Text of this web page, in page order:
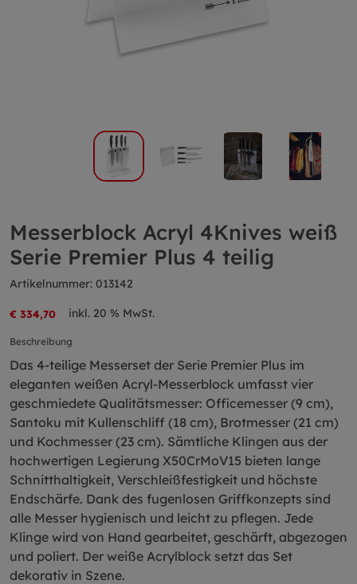
Messerblock Acryl 4Knives weiß
Serie Premier Plus 4 teilig
Artikelnummer: 013142
€ 334,70 inkl. 20 % MwSt.
Beschreibung
Das 4-teilige Messerset der Serie Premier Plus im
eleganten weißen Acryl-Messerblock umfasst vier
geschmiedete Qualitätsmesser: Officemesser (9 cm),
Santoku mit Kullenschliff (18 cm), Brotmesser (21 cm)
und Kochmesser (23 cm). Sämtliche Klingen aus der
hochwertigen Legierung X50CrMoV15 bieten lange
Schnitthaltigkeit, Verschleißfestigkeit und höchste
Endschärfe. Dank des fugenlosen Griffkonzepts sind
alle Messer hygienisch und leicht zu pflegen. Jede
Klinge wird von Hand gearbeitet, geschärft, abgezogen
und poliert. Der weiße Acrylblock setzt das Set
dekorativ in Szene.